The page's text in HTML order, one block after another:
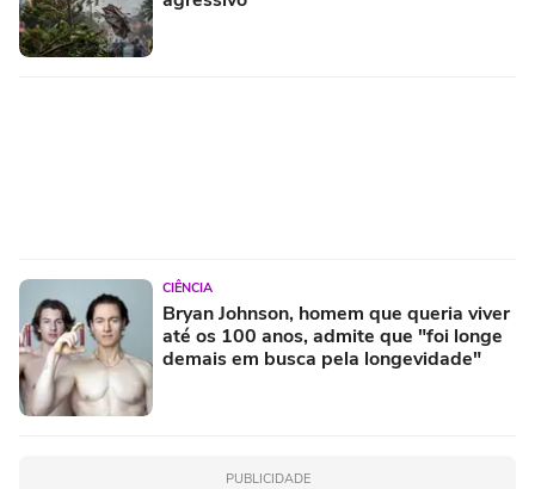
CIÊNCIA
Bryan Johnson, homem que queria viver
até os 100 anos, admite que "foi longe
demais em busca pela longevidade"
PUBLICIDADE